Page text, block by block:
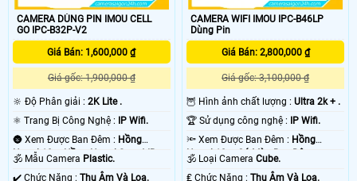
CAMERA DÙNG PIN IMOU CELL
GO IPC-B32P-V2
Giá Bán: 1,600,000 ₫
Giá gốc: 1,900,000 ₫
🔆 Độ Phân giải : 2K Lite .
⚛️ Trang Bị Công Nghệ : IP Wifi.
🌚 Xem Được Ban Đêm : Hồng
Ngoại 10m Hồng Ngoại Smart IR.
🕉️ Mẫu Camera Plastic.
️✔️ Chức Năng : Thu Âm Và Loa.
CAMERA WIFI IMOU IPC-B46LP
Dùng Pin
Giá Bán: 2,800,000 ₫
Giá gốc: 3,100,000 ₫
🦉 Hình ảnh chất lượng :Ultra 2k + .
🏆 Sử dụng công nghệ : IP Wifi.
🔦 Xem Được Ban Đêm : Hồng
Ngoại 10m Có Màu Ban Ðêm.
🕉️ Loại CameraCube.
️₤ Chức Năng :Thu Âm Và Loa.